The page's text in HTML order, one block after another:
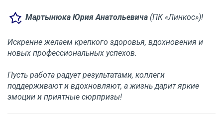
Мартынюка Юрия Анатольевича (ПК «Линкос»)!
Искренне желаем крепкого здоровья, вдохновения и
новых профессиональных успехов.
Пусть работа радует результатами, коллеги
поддерживают и вдохновляют, а жизнь дарит яркие
эмоции и приятные сюрпризы!